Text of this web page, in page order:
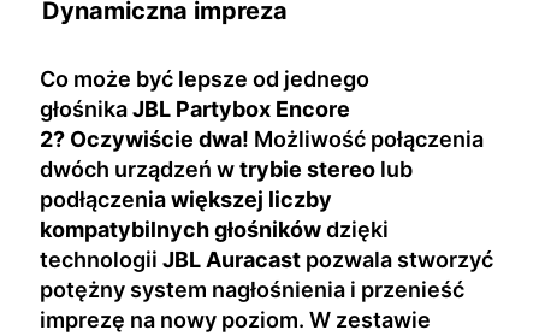
Dynamiczna impreza
Co może być lepsze od jednego
głośnikaJBL Partybox Encore
2? Oczywiście dwa! Możliwość połączenia
dwóch urządzeń wtrybie stereo lub
podłączeniawiększej liczby
kompatybilnych głośnikówdzięki
technologii JBL Auracast pozwala stworzyć
potężny system nagłośnienia i przenieść
imprezę na nowy poziom. W zestawie